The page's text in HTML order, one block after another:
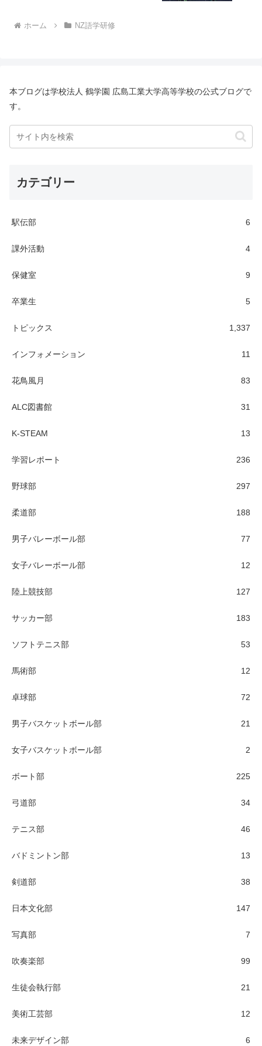
ホーム NZ語学研修
本ブログは学校法人 鶴学園 広島工業大学高等学校の公式ブログで
す。
カテゴリー
駅伝部 6
課外活動 4
保健室 9
卒業生 5
トピックス 1,337
インフォメーション 11
花鳥風月 83
ALC図書館 31
K-STEAM 13
学習レポート 236
野球部 297
柔道部 188
男子バレーボール部 77
女子バレーボール部 12
陸上競技部 127
サッカー部 183
ソフトテニス部 53
馬術部 12
卓球部 72
男子バスケットボール部 21
女子バスケットボール部 2
ボート部 225
弓道部 34
テニス部 46
バドミントン部 13
剣道部 38
日本文化部 147
写真部 7
吹奏楽部 99
生徒会執行部 21
美術工芸部 12
未来デザイン部 6